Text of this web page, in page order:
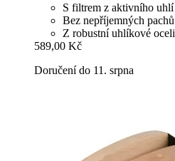
S filtrem z aktivního uhlí
Bez nepříjemných pachů
Z robustní uhlíkové oceli
589,00 Kč
Doručení do 11. srpna